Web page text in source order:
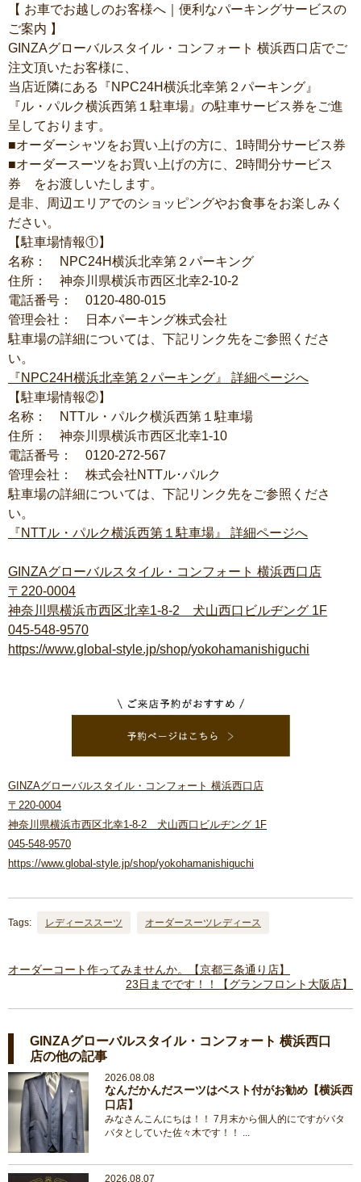
【 お車でお越しのお客様へ｜便利なパーキングサービスの
ご案内 】
GINZAグローバルスタイル・コンフォート 横浜西口店でご
注文頂いたお客様に、
当店近隣にある『NPC24H横浜北幸第２パーキング』
『ル・パルク横浜西第１駐車場』の駐車サービス券をご進
呈しております。
■オーダーシャツをお買い上げの方に、 1時間分サービス券
■オーダースーツをお買い上げの方に、 2時間分サービス
券 をお渡しいたします。
是非、周辺エリアでのショッピングやお食事をお楽しみく
ださい。
【駐車場情報①】
名称：
NPC24H横浜北幸第２パーキング
住所： 神奈川県横浜市西区北幸2-10-2
電話番号： 0120-480-015
管理会社： 日本パーキング株式会社
駐車場の詳細については、下記リンク先をご参照くださ
い。
『NPC24H横浜北幸第２パーキング』
詳細ページへ
【駐車場情報②】
名称：
NTTル・パルク横浜西第１駐車場
住所： 神奈川県横浜市西区北幸1-10
電話番号： 0120-272-567
管理会社： 株式会社NTTル･パルク
駐車場の詳細については、下記リンク先をご参照くださ
い。
『NTTル・パルク横浜西第１駐車場』 詳細ページへ
GINZAグローバルスタイル・コンフォート 横浜西口店
〒 220-0004
神奈川県横浜市西区北幸1-8-2 犬山西口ビルヂング 1F
045-548-9570
https://www.global-style.jp/shop/yokohamanishiguchi
GINZAグローバルスタイル・コンフォート 横浜西口店
〒220-0004
神奈川県横浜市西区北幸1-8-2 犬山西口ビルヂング 1F
045-548-9570
https://www.global-style.jp/shop/yokohamanishiguchi
Tags: レディーススーツ オーダースーツレディース
オーダーコート作ってみませんか。【京都三条通り店】
23日までです！！【グランフロント大阪店】
GINZAグローバルスタイル・コンフォート 横浜西口
店の他の記事
2026.08.08
なんだかんだスーツはベスト付がお勧め【横浜西
口店】
みなさんこんにちは！！ 7月末から個人的にですがバタ
バタとしていた佐々木です！！ ...
2026.08.07